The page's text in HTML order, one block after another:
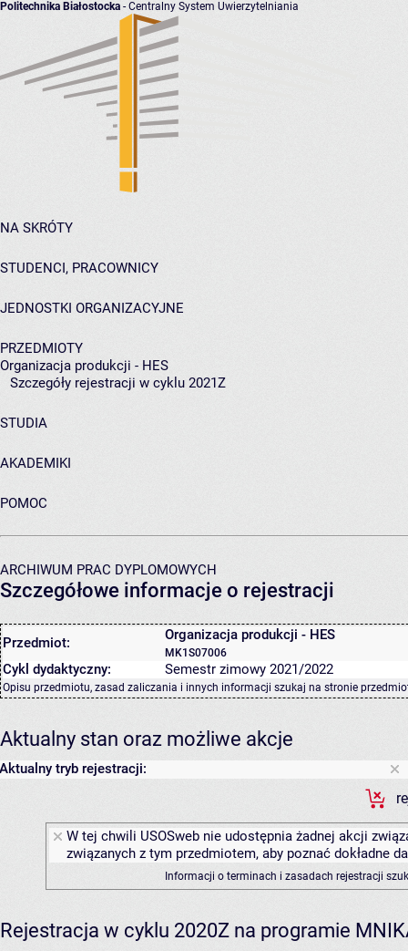
Politechnika Białostocka - Centralny System Uwierzytelniania
NA SKRÓTY
STUDENCI, PRACOWNICY
JEDNOSTKI ORGANIZACYJNE
PRZEDMIOTY
Organizacja produkcji - HES
Szczegóły rejestracji w cyklu 2021Z
STUDIA
AKADEMIKI
POMOC
ARCHIWUM PRAC DYPLOMOWYCH
Szczegółowe informacje o rejestracji
Przedmiot: Organizacja produkcji - HES
MK1S07006
Cykl dydaktyczny: Semestr zimowy 2021/2022
Opisu przedmiotu, zasad zaliczania i innych informacji szukaj na stronie
Aktualny stan oraz możliwe akcje
Aktualny tryb rejestracji:
W tej chwili USOSweb nie udostępnia żadnej akcji
związanych z tym przedmiotem, aby poznać dokładne
Informacji o terminach i zasadach rejestracji
Rejestracja w cyklu 2020Z na programie